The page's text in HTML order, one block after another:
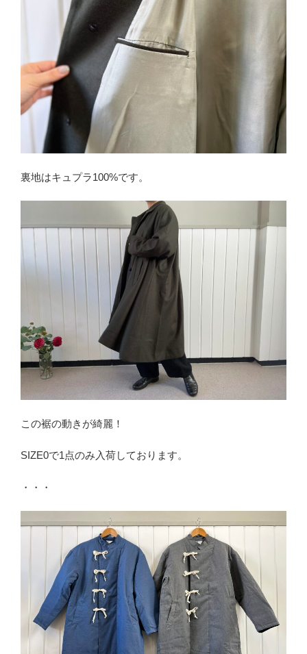
裏地はキュプラ100%です。
この裾の動きが綺麗！
SIZE0で1点のみ入荷しております。
・・・